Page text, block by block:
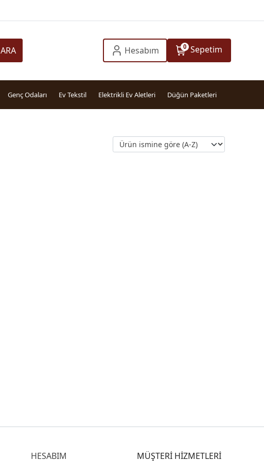
ARA Hesabım 0 Sepetim
Genç Odaları Ev Tekstil Elektrikli Ev Aletleri Düğün Paketleri
HESABIM MÜŞTERİ HİZMETLERİ